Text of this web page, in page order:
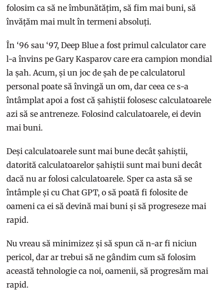
folosim ca să ne îmbunătățim, să fim mai buni, să
învățăm mai mult în termeni absoluți.
În ‘96 sau ‘97, Deep Blue a fost primul calculator care
l-a învins pe Gary Kasparov care era campion mondial
la șah. Acum, și un joc de șah de pe calculatorul
personal poate să învingă un om, dar ceea ce s-a
întâmplat apoi a fost că șahiștii folosesc calculatoarele
azi să se antreneze. Folosind calculatoarele, ei devin
mai buni.
Deși calculatoarele sunt mai bune decât șahiștii,
datorită calculatoarelor șahiștii sunt mai buni decât
dacă nu ar folosi calculatoarele. Sper ca asta să se
întâmple și cu Chat GPT, o să poată fi folosite de
oameni ca ei să devină mai buni și să progreseze mai
rapid.
Nu vreau să minimizez și să spun că n-ar fi niciun
pericol, dar ar trebui să ne gândim cum să folosim
această tehnologie ca noi, oamenii, să progresăm mai
rapid.